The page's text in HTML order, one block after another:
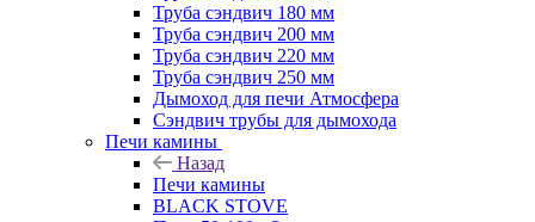
Труба сэндвич 180 мм
Труба сэндвич 200 мм
Труба сэндвич 220 мм
Труба сэндвич 250 мм
Дымоход для печи Атмосфера
Сэндвич трубы для дымохода
Печи камины
Назад
Печи камины
BLACK STOVE